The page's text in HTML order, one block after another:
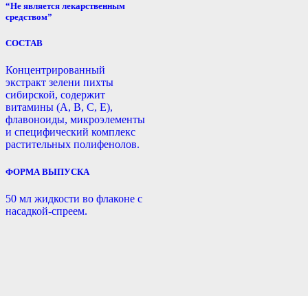
“Не является лекарственным
средством”
СОСТАВ
Концентрированный
экстракт зелени пихты
сибирской, содержит
витамины (А, В, С, Е),
флавоноиды, микроэлементы
и специфический комплекс
растительных полифенолов.
ФОРМА ВЫПУСКА
50 мл жидкости во флаконе с
насадкой-спреем.